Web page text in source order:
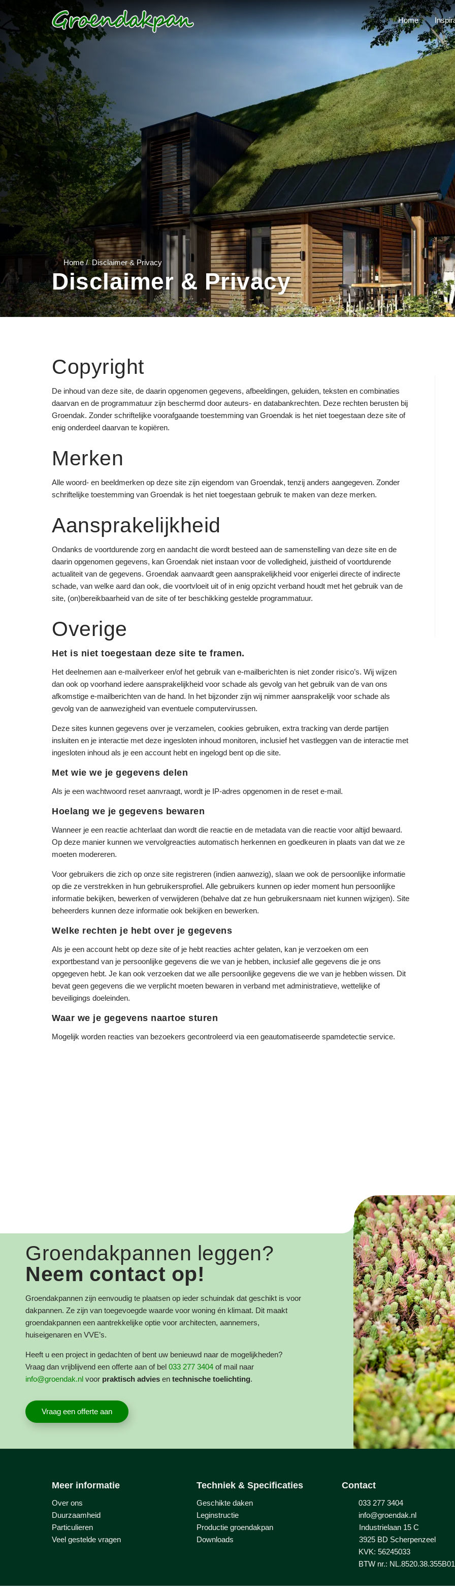
Home
Home Disclaimer & Privacy
Disclaimer & Privacy
Copyright
De inhoud van deze site, de daarin opgenomen gegevens, afbeeldingen, geluiden, teksten en combinaties
daarvan en de programmatuur zijn beschermd door auteurs- en databankrechten. Deze rechten berusten bij
Groendak. Zonder schriftelijke voorafgaande toestemming van Groendak is het niet toegestaan deze site of
enig onderdeel daarvan te kopiëren.
Merken
Alle woord- en beeldmerken op deze site zijn eigendom van Groendak, tenzij anders aangegeven. Zonder
schriftelijke toestemming van Groendak is het niet toegestaan gebruik te maken van deze merken.
Aansprakelijkheid
Ondanks de voortdurende zorg en aandacht die wordt besteed aan de samenstelling van deze site en de
daarin opgenomen gegevens, kan Groendak niet instaan voor de volledigheid, juistheid of voortdurende
actualiteit van de gegevens. Groendak aanvaardt geen aansprakelijkheid voor enigerlei directe of indirecte
schade, van welke aard dan ook, die voortvloeit uit of in enig opzicht verband houdt met het gebruik van de
site, (on)bereikbaarheid van de site of ter beschikking gestelde programmatuur.
Overige
Het is niet toegestaan deze site te framen.
Het deelnemen aan e-mailverkeer en/of het gebruik van e-mailberichten is niet zonder risico’s. Wij wijzen
dan ook op voorhand iedere aansprakelijkheid voor schade als gevolg van het gebruik van de van ons
afkomstige e-mailberichten van de hand. In het bijzonder zijn wij nimmer aansprakelijk voor schade als
gevolg van de aanwezigheid van eventuele computervirussen.
Deze sites kunnen gegevens over je verzamelen, cookies gebruiken, extra tracking van derde partijen
insluiten en je interactie met deze ingesloten inhoud monitoren, inclusief het vastleggen van de interactie met
ingesloten inhoud als je een account hebt en ingelogd bent op die site.
Met wie we je gegevens delen
Als je een wachtwoord reset aanvraagt, wordt je IP-adres opgenomen in de reset e-mail.
Hoelang we je gegevens bewaren
Wanneer je een reactie achterlaat dan wordt die reactie en de metadata van die reactie voor altijd bewaard.
Op deze manier kunnen we vervolgreacties automatisch herkennen en goedkeuren in plaats van dat we ze
moeten modereren.
Voor gebruikers die zich op onze site registreren (indien aanwezig), slaan we ook de persoonlijke informatie
op die ze verstrekken in hun gebruikersprofiel. Alle gebruikers kunnen op ieder moment hun persoonlijke
informatie bekijken, bewerken of verwijderen (behalve dat ze hun gebruikersnaam niet kunnen wijzigen). Site
beheerders kunnen deze informatie ook bekijken en bewerken.
Welke rechten je hebt over je gegevens
Als je een account hebt op deze site of je hebt reacties achter gelaten, kan je verzoeken om een
exportbestand van je persoonlijke gegevens die we van je hebben, inclusief alle gegevens die je ons
opgegeven hebt. Je kan ook verzoeken dat we alle persoonlijke gegevens die we van je hebben wissen. Dit
bevat geen gegevens die we verplicht moeten bewaren in verband met administratieve, wettelijke of
beveiligings doeleinden.
Waar we je gegevens naartoe sturen
Mogelijk worden reacties van bezoekers gecontroleerd via een geautomatiseerde spamdetectie service.
Groendakpannen leggen?
Neem contact op!
Groendakpannen zijn eenvoudig te plaatsen op ieder schuindak dat geschikt is voor
dakpannen. Ze zijn van toegevoegde waarde voor woning én klimaat. Dit maakt
groendakpannen een aantrekkelijke optie voor architecten, aannemers,
huiseigenaren en VVE’s.
Heeft u een project in gedachten of bent uw benieuwd naar de mogelijkheden?
Vraag dan vrijblijvend een offerte aan of bel 033 277 3404 of mail naar
info@groendak.nl voor praktisch advies en technische toelichting.
Vraag een offerte aan
Meer informatie
Over ons
Duurzaamheid
Particulieren
Veel gestelde vragen
Techniek & Specificaties
Geschikte daken
Leginstructie
Productie groendakpan
Downloads
Contact
033 277 3404
info@groendak.nl
Industrielaan 15 C
3925 BD Scherpenzeel
KVK: 56245033
BTW nr.: NL.8520.38.355B01